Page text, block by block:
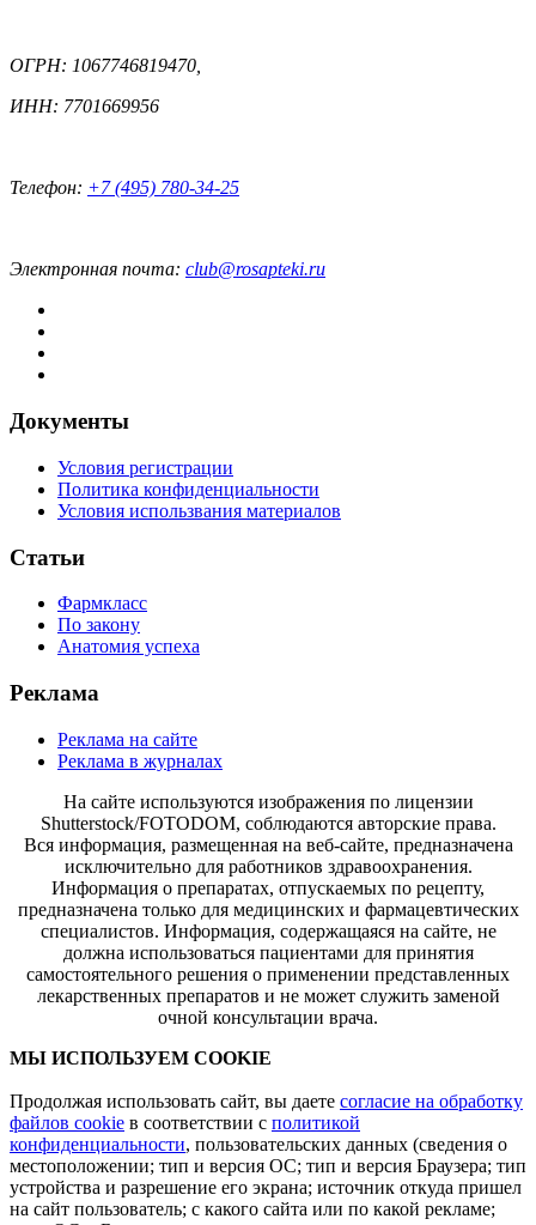
ОГРН: 1067746819470,
ИНН: 7701669956
Телефон: +7 (495) 780-34-25
Электронная почта: club@rosapteki.ru
Документы
Условия регистрации
Политика конфиденциальности
Условия использвания материалов
Статьи
Фармкласс
По закону
Анатомия успеха
Реклама
Реклама на сайте
Реклама в журналах
На сайте используются изображения по лицензии
Shutterstock/FOTODOM, соблюдаются авторские права.
Вся информация, размещенная на веб-сайте, предназначена
исключительно для работников здравоохранения.
Информация о препаратах, отпускаемых по рецепту,
предназначена только для медицинских и фармацевтических
специалистов. Информация, содержащаяся на сайте, не
должна использоваться пациентами для принятия
самостоятельного решения о применении представленных
лекарственных препаратов и не может служить заменой
очной консультации врача.
МЫ ИСПОЛЬЗУЕМ COOKIE
Продолжая использовать сайт, вы даете согласие на обработку
файлов cookie в соответствии с политикой
конфиденциальности, пользовательских данных (сведения о
местоположении; тип и версия ОС; тип и версия Браузера; тип
устройства и разрешение его экрана; источник откуда пришел
на сайт пользователь; с какого сайта или по какой рекламе;